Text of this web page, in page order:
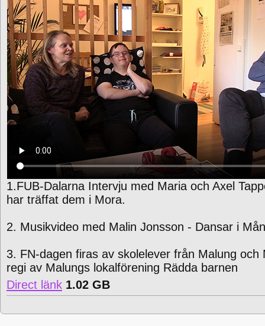
1.FUB-Dalarna Intervju med Maria och Axel
har träffat dem i Mora.
2. Musikvideo med Malin Jonsson - Dansar i
3. FN-dagen firas av skolelever från Malung och
regi av Malungs lokalförening Rädda barnen
Direct länk 1.02 GB